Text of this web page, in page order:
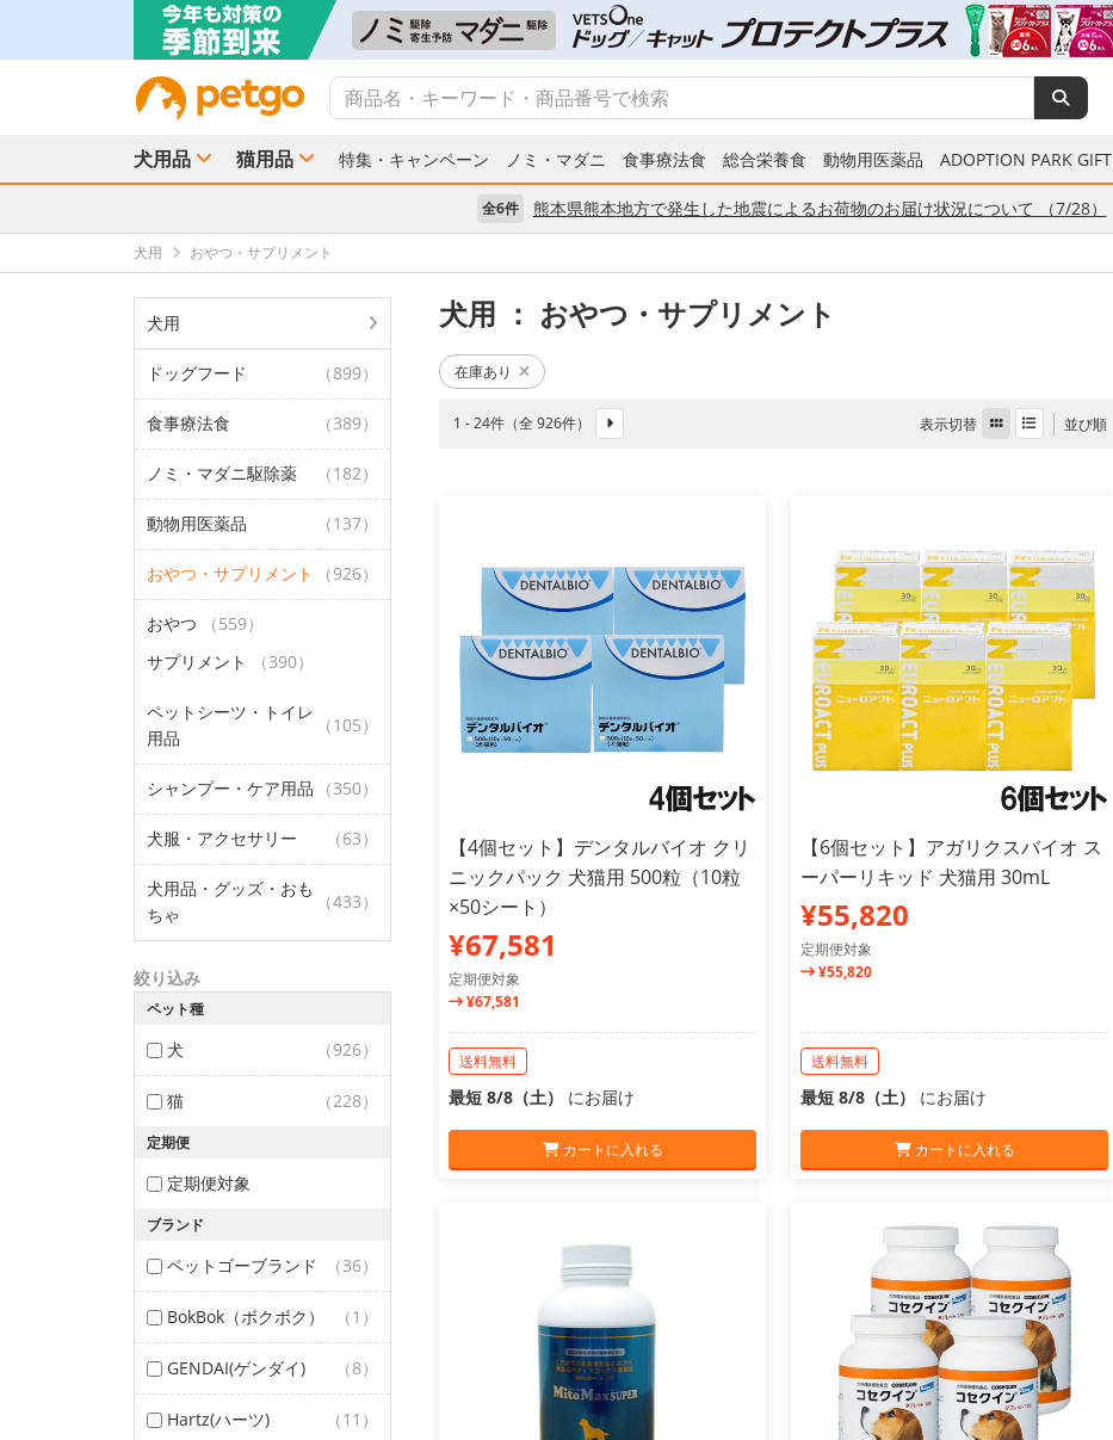
犬用品 猫用品 特集・キャンペーン ノミ・マダニ 食事療法食 総合栄養食 動物用医薬品 ADOPTION PARK GIFT
全6件 熊本県熊本地方で発生した地震によるお荷物のお届け状況について （7/28）
犬用 おやつ・サプリメント
犬用
ドッグフード （899）
食事療法食 （389）
ノミ・マダニ駆除薬 （182）
動物用医薬品 （137）
おやつ・サプリメント （926）
おやつ
（559）
サプリメント
（390）
ペットシーツ・トイレ
用品
（105）
シャンプー・ケア用品 （350）
犬服・アクセサリー （63）
犬用品・グッズ・おも
ちゃ
（433）
絞り込み
ペット種
犬 （926）
猫 （228）
定期便
定期便対象
ブランド
ペットゴーブランド （36）
BokBok（ボクボク） （1）
GENDAI(ゲンダイ) （8）
Hartz(ハーツ) （11）
犬用 ： おやつ・サプリメント
在庫あり
1 - 24件（全 926件） 表示切替 並び順
【4個セット】デンタルバイオ クリ
ニックパック 犬猫用 500粒（10粒
×50シート）
¥67,581
定期便対象
¥67,581
送料無料
最短 8/8（土） にお届け
カートに入れる
【6個セット】アガリクスバイオ ス
ーパーリキッド 犬猫用 30mL
¥55,820
定期便対象
¥55,820
送料無料
最短 8/8（土） にお届け
カートに入れる